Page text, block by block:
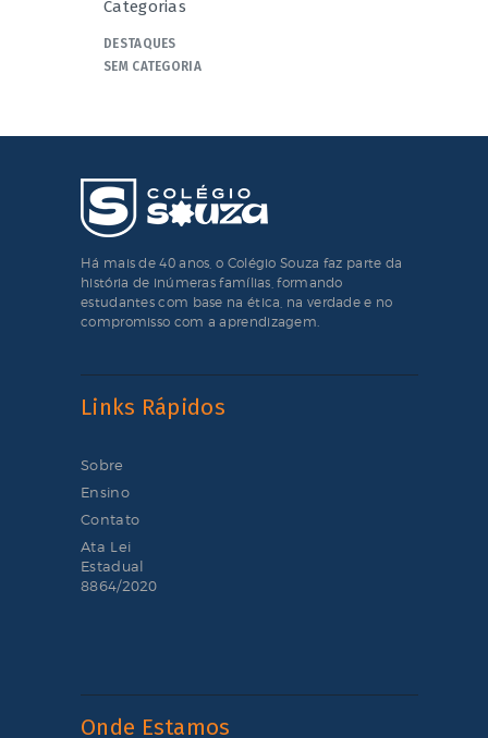
Categorias
DESTAQUES
SEM CATEGORIA
Há mais de 40 anos, o Colégio Souza faz parte da
história de inúmeras famílias, formando
estudantes com base na ética, na verdade e no
compromisso com a aprendizagem.
Links Rápidos
Sobre
Ensino
Contato
Ata Lei
Estadual
8864/2020
Onde Estamos